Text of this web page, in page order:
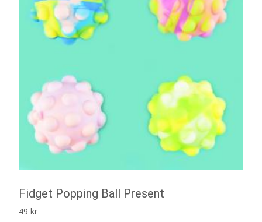
Fidget Popping Ball Present
49 kr